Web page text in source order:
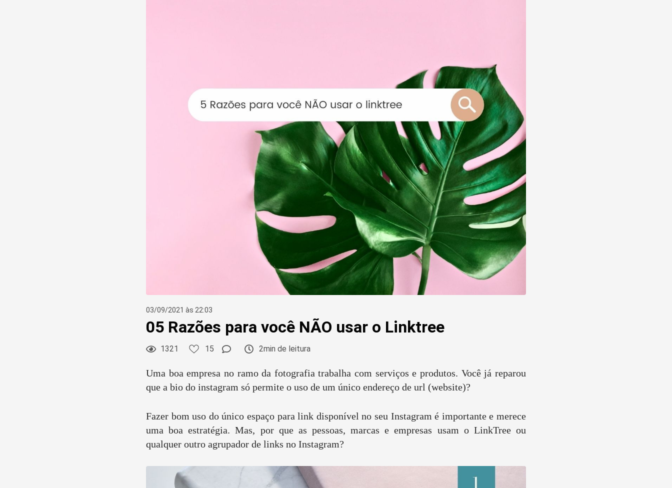
03/09/2021 às 22:03
05 Razões para você NÃO usar o Linktree
1321 15 2min de leitura
Uma boa empresa no ramo da fotografia trabalha com serviços e produtos. Você já reparou
que a bio do instagram só permite o uso de um único endereço de url (website)?
Fazer bom uso do único espaço para link disponível no seu Instagram é importante e merece
uma boa estratégia. Mas, por que as pessoas, marcas e empresas usam o LinkTree ou
qualquer outro agrupador de links no Instagram?